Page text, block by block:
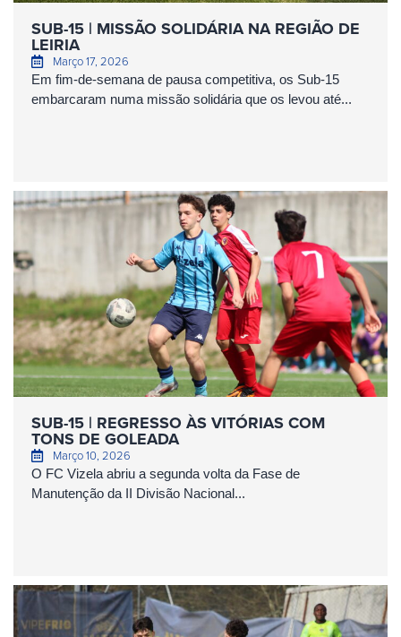
SUB-15 | MISSÃO SOLIDÁRIA NA REGIÃO DE
LEIRIA
Março 17, 2026
Em fim-de-semana de pausa competitiva, os Sub-15
embarcaram numa missão solidária que os levou até...
SUB-15 | REGRESSO ÀS VITÓRIAS COM
TONS DE GOLEADA
Março 10, 2026
O FC Vizela abriu a segunda volta da Fase de
Manutenção da II Divisão Nacional...